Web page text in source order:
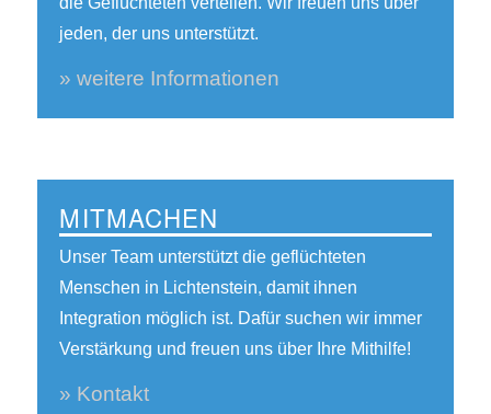
jeden, der uns unterstützt.
» weitere Informationen
MITMACHEN
Unser Team unterstützt die geflüchteten
Menschen in Lichtenstein, damit ihnen
Integration möglich ist. Dafür suchen wir immer
Verstärkung und freuen uns über Ihre Mithilfe!
» Kontakt